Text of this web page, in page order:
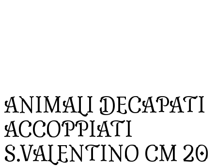
ANIMALI DECAPATI
ACCOPPIATI
S.VALENTINO CM 20